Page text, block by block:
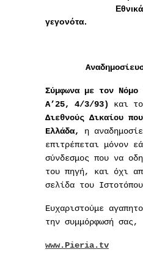
γεγονότα.
Σύμφωνα με τον
Α’25, 4/3/93)
και
Διεθνούς Δικαίου
Ελλάδα,
η
επιτρέπεται μόνον
σύνδεσμος που να
του πηγή, και όχι
σελίδα του
Ευχαριστούμε
την συμμόρφωσή σας,
www.Pieria.tv